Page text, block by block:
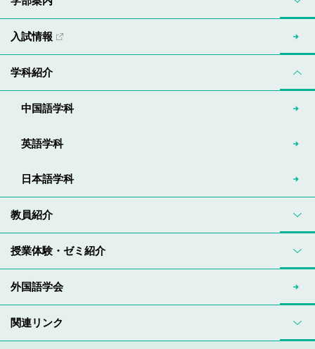
入試情報
学科紹介
中国語学科
英語学科
日本語学科
教員紹介
授業体験・ゼミ紹介
外国語学会
関連リンク